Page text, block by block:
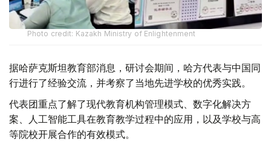
Photo credit: Kazakh Ministry of Enlightenment
据哈萨克斯坦教育部消息，研讨会期间，哈方代表与中国同
行进行了经验交流，并考察了当地先进学校的优秀实践。
代表团重点了解了现代教育机构管理模式、数字化解决方
案、人工智能工具在教育教学过程中的应用，以及学校与高
等院校开展合作的有效模式。